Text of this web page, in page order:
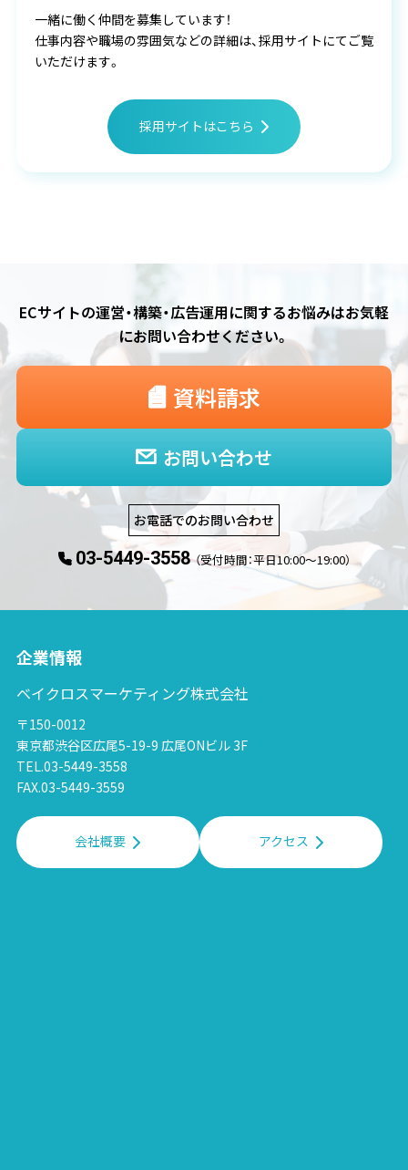
一緒に働く仲間を募集しています！
仕事内容や職場の雰囲気などの詳細は、採用サイトにてご覧
いただけます。
採用サイトはこちら
ECサイトの運営・構築・広告運用に関するお悩みはお気軽
にお問い合わせください。
お問い合わせ
資料請求
お電話でのお問い合わせ
03-5449-3558 （受付時間：平日10:00〜19:00）
企業情報
ベイクロスマーケティング株式会社
〒150-0012
東京都渋谷区広尾5-19-9 広尾ONビル 3F
TEL.03-5449-3558
FAX.03-5449-3559
会社概要 アクセス